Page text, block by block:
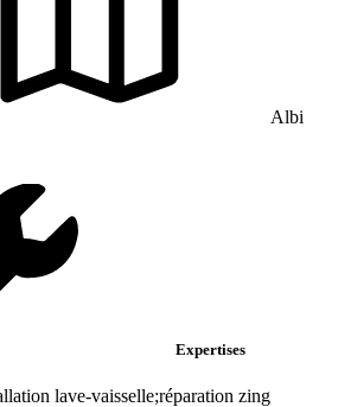
Albi
Expertises
lave-vaisselle;réparation zing